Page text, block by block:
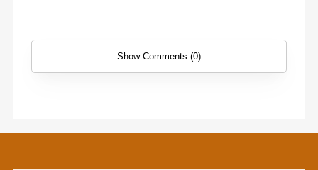
Show Comments (0)